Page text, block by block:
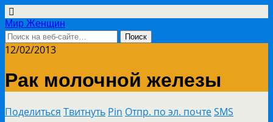
Мир Женщин
12/02/2013
Рак молочной железы
Поделиться Твитнуть Pin Отпр. по эл. почтеSMS